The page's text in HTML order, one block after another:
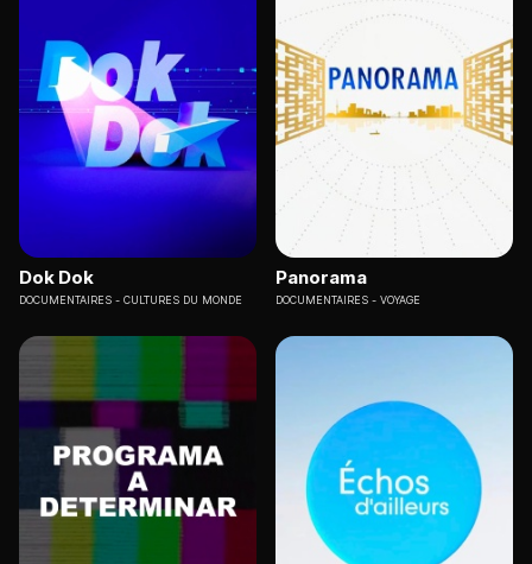
Dok Dok
DOCUMENTAIRES CULTURES DU MONDE
Panorama
DOCUMENTAIRES VOYAGE